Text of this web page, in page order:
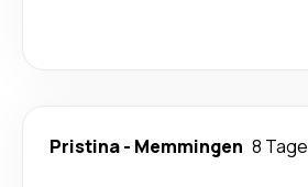
Pristina- Memmingen 8 Tage